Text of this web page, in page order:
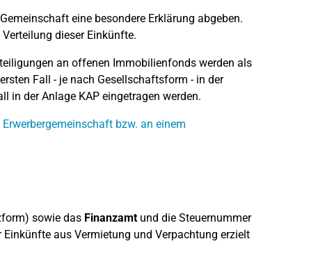
eine besondere Erklärung abgeben.
dieser Einkünfte.
an offenen Immobilienfonds werden als
Fall - je nach Gesellschaftsform - in der
in der Anlage KAP eingetragen werden.
bzw. an einem
sowie das Finanzamtund die Steuernummer
aus Vermietung und Verpachtung erzielt